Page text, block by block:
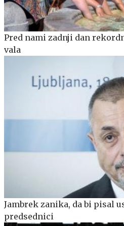
Pred nami zadnji dan
vala
Jambrek zanika, da bi pisal
predsednici